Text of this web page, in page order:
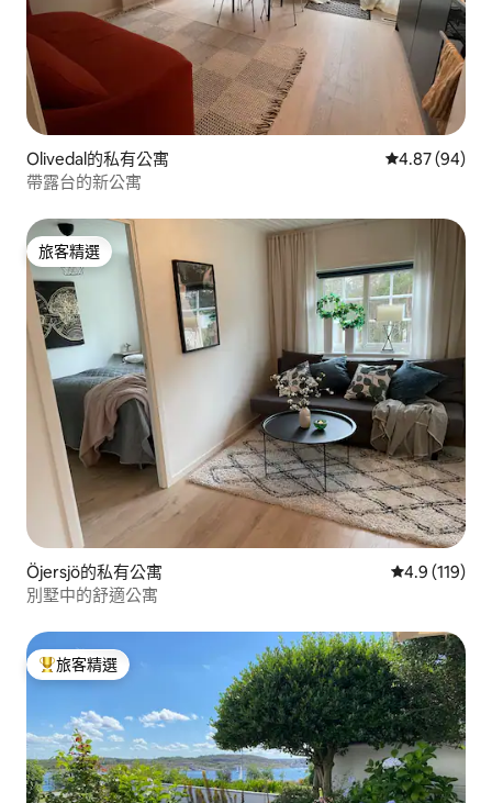
Olivedal的私有公寓 從 94 則評價
4.87 (94)
帶露台的新公寓
旅客精選
旅客精選
Öjersjö的私有公寓 從 119 則評
4.9 (119)
別墅中的舒適公寓
旅客精選榜首
旅客精選